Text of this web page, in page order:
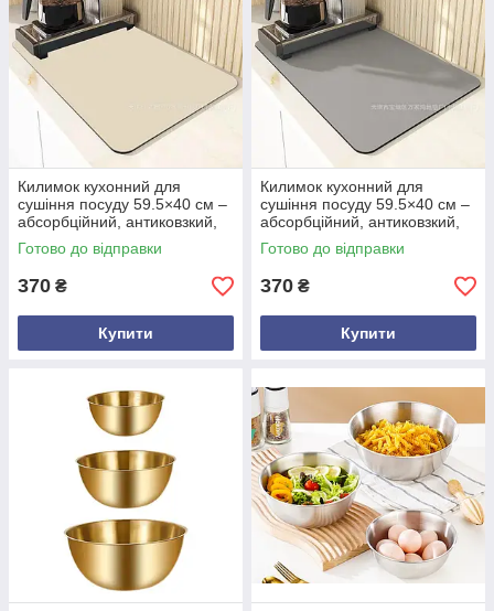
Килимок кухонний для
сушіння посуду 59.5×40 см –
абсорбційний, антиковзкий,
водостійкий, силіконовий,
підставка для приладдя
Готово до відправки
370 ₴
Купити
Килимок кухонний для
сушіння посуду 59.5×40 см –
абсорбційний, антиковзкий,
водостійкий, силіконовий,
підставка для приладдя
Готово до відправки
370 ₴
Купити